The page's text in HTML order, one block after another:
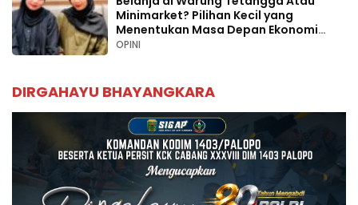
Minimarket? Pilihan Kecil yang
Menentukan Masa Depan Ekonomi
Palopo
OPINI
DIRGAHAYU BHAYANGKARA